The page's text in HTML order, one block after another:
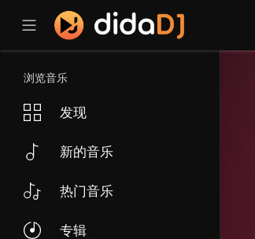
浏览音乐
发现
新的音乐
热门音乐
专辑